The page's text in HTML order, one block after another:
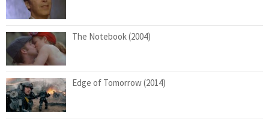
The Notebook (2004)
Edge of Tomorrow (2014)